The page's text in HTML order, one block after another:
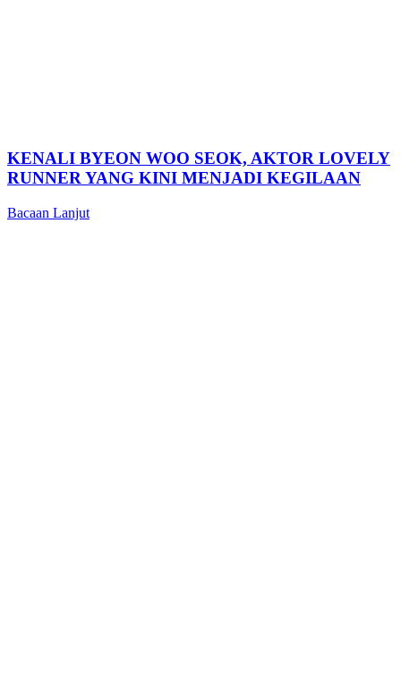
KENALI BYEON WOO SEOK, AKTOR LOVELY
RUNNER YANG KINI MENJADI KEGILAAN
Bacaan Lanjut